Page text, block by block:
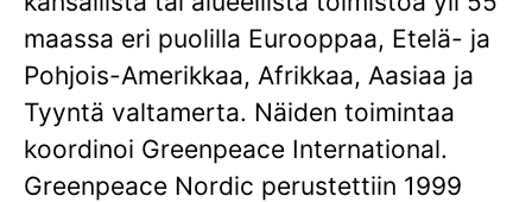
maassa eri puolilla Eurooppaa, Etelä- ja
Pohjois-Amerikkaa, Afrikkaa, Aasiaa ja
Tyyntä valtamerta. Näiden toimintaa
koordinoi Greenpeace International.
Greenpeace Nordic perustettiin 1999